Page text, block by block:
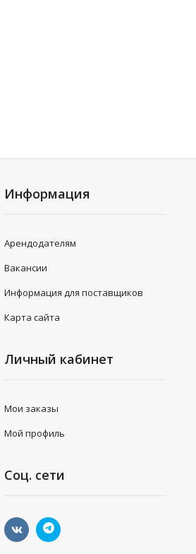
Информация
Арендодателям
Вакансии
Информация для поставщиков
Карта сайта
Личный кабинет
Мои заказы
Мой профиль
Соц. сети